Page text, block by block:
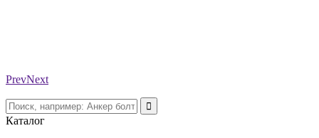
PrevNext
Каталог